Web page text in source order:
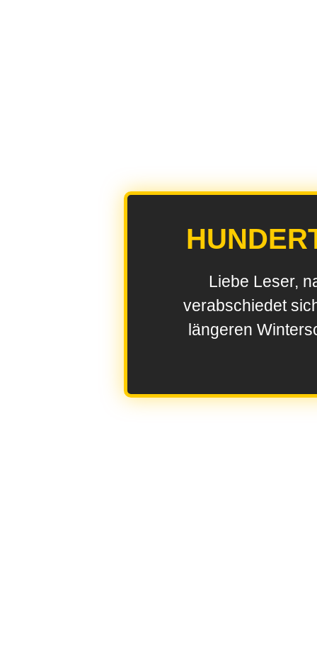
Liebe Leser,
verabschiedet
längeren